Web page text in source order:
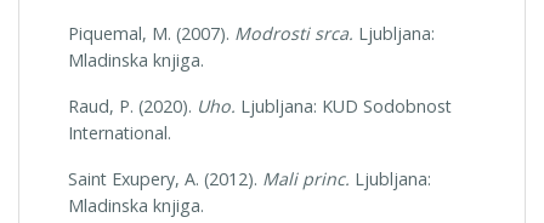
Piquemal, M. (2007). Modrosti srca. Ljubljana:
Mladinska knjiga.
Raud, P. (2020). Uho. Ljubljana: KUD Sodobnost
International.
Saint Exupery, A. (2012). Mali princ. Ljubljana:
Mladinska knjiga.